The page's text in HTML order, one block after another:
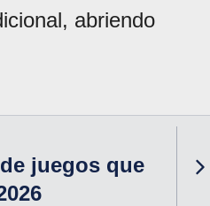
abriendo
juegos que